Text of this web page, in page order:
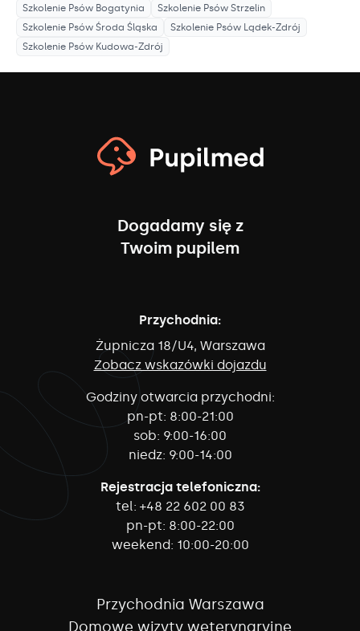
Szkolenie Psów Bogatynia Szkolenie Psów Strzelin
Szkolenie Psów Środa Śląska Szkolenie Psów Lądek-Zdrój
Szkolenie Psów Kudowa-Zdrój
Dogadamy się z
Twoim pupilem
Przychodnia:
Żupnicza 18/U4, Warszawa
Zobacz wskazówki dojazdu
Godziny otwarcia przychodni:
pn-pt: 8:00-21:00
sob: 9:00-16:00
niedz: 9:00-14:00
Rejestracja telefoniczna:
tel: +48 22 602 00 83
pn-pt: 8:00-22:00
weekend: 10:00-20:00
Przychodnia Warszawa
Domowe wizyty weterynaryjne